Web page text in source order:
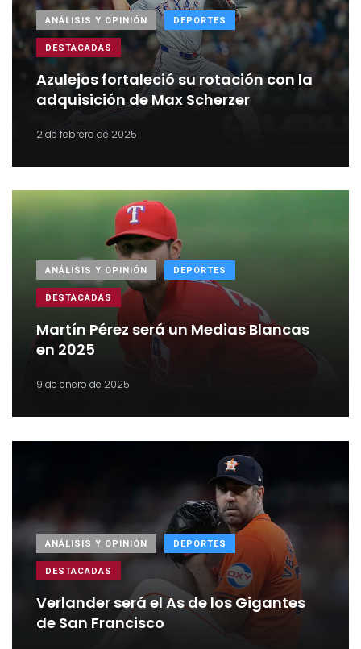
ANÁLISIS Y OPINIÓN DEPORTES
DESTACADAS
Azulejos fortaleció su rotación con la
adquisición de Max Scherzer
2 de febrero de 2025
ANÁLISIS Y OPINIÓN DEPORTES
DESTACADAS
Martín Pérez será un Medias Blancas
en 2025
9 de enero de 2025
ANÁLISIS Y OPINIÓN DEPORTES
DESTACADAS
Verlander será el As de los Gigantes
de San Francisco